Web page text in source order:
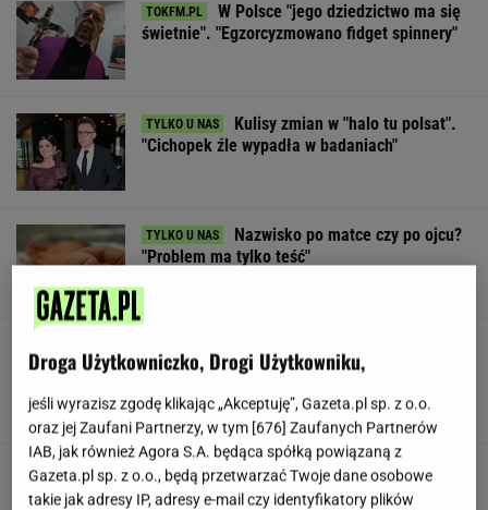
W Polsce "jego dziedzictwo ma się
świetnie". "Egzorcyzmowano fidget spinnery"
Kulisy zmian w "halo tu polsat".
"Cichopek źle wypadła w badaniach"
Nazwisko po matce czy po ojcu?
"Problem ma tylko teść"
perturbacje. Polacy zapamiętają ten wyjazd na
SUBSKRYPCJA
W USA szykują przepis, który może zmienić
zasady zakupów w sklepach
Droga Użytkowniczko, Drogi Użytkowniku,
jeśli wyrazisz zgodę klikając „Akceptuję”, Gazeta.pl sp. z o.o.
oraz jej Zaufani Partnerzy, w tym [676] Zaufanych Partnerów
IAB, jak również Agora S.A. będąca spółką powiązaną z
Gazeta.pl sp. z o.o., będą przetwarzać Twoje dane osobowe
takie jak adresy IP, adresy e-mail czy identyfikatory plików